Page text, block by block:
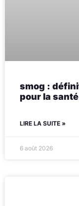
smog :
pour la santé
LIRE LA SUITE »
6 août 2026